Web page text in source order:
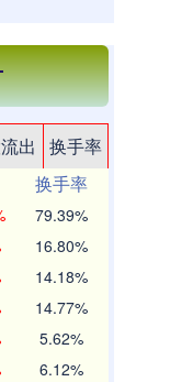
出
换手率
换手率
79.39%
16.80%
14.18%
14.77%
5.62%
6.12%